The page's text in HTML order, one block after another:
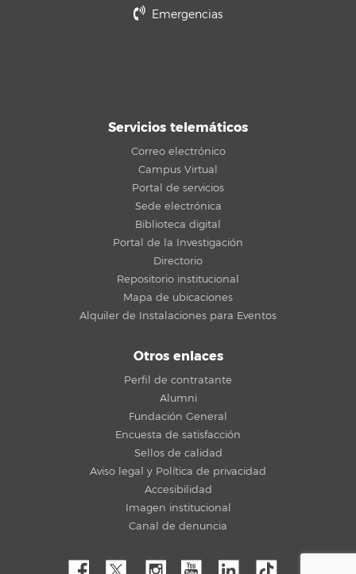
Emergencias
Servicios telemáticos
Correo electrónico
Campus Virtual
Portal de servicios
Sede electrónica
Biblioteca digital
Portal de la Investigación
Directorio
Repositorio institucional
Mapa de ubicaciones
Alquiler de Instalaciones para Eventos
Otros enlaces
Perfil de contratante
Alumni
Fundación General
Encuesta de satisfacción
Sellos de calidad
Aviso legal y Política de privacidad
Accesibilidad
Imagen institucional
Canal de denuncia